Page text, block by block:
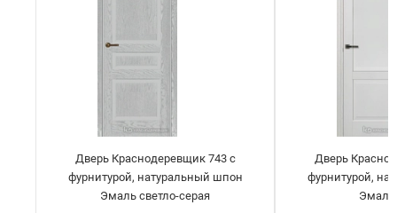
Дверь Краснодеревщик 743 с
фурнитурой, натуральный шпон
Эмаль светло-серая
Дверь
фурнитурой,
Эмаль